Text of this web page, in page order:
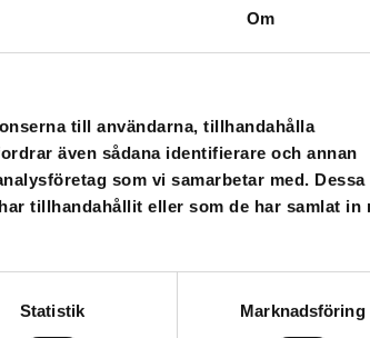
Om
till användarna, tillhandahålla
även sådana identifierare och annan
som vi samarbetar med. Dessa
tillhandahållit eller som de har samlat in
Statistik Marknadsföring
och andra händelser som kan påverka dig